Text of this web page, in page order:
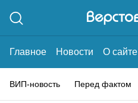
Главное Новости О сайте
ВИП-новость Перед фактом